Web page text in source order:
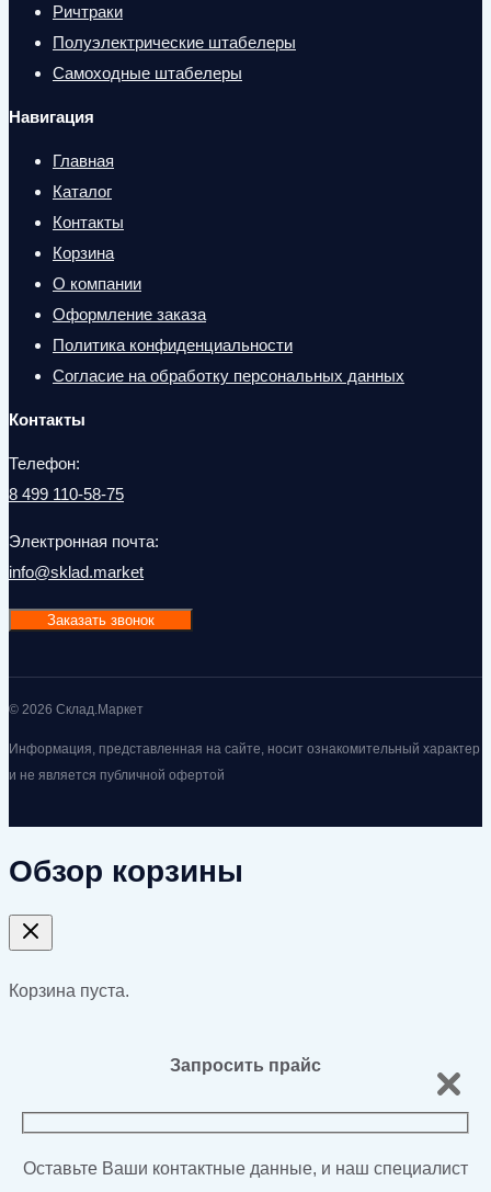
Ричтраки
Полуэлектрические штабелеры
Самоходные штабелеры
Навигация
Главная
Каталог
Контакты
Корзина
О компании
Оформление заказа
Политика конфиденциальности
Согласие на обработку персональных данных
Контакты
Телефон:
8 499 110-58-75
Электронная почта:
info@sklad.market
Заказать звонок
© 2026 Склад.Маркет
Информация, представленная на сайте, носит ознакомительный характер
и не является публичной офертой
Обзор корзины
Корзина пуста.
Запросить прайс
Оставьте Ваши контактные данные, и наш специалист